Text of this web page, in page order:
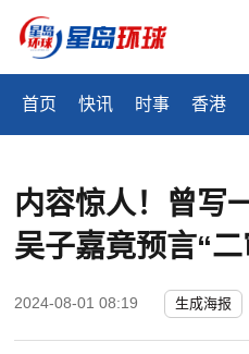
首页 快讯 时事 香港
内容惊人！曾写
吴子嘉竟预言“
2024-08-01 08:19 生成海报